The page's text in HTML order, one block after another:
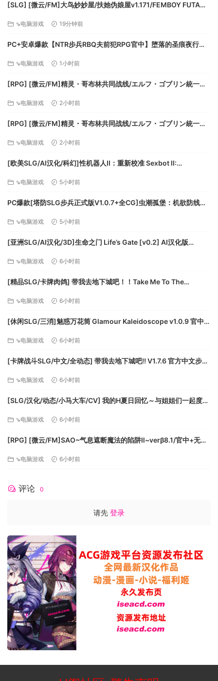
请当心！
可能改变游戏的机制，影响游戏的玩法。
暴风雨: 暴风雨来临了！雷电会击中海盗船，利用你敏捷的身
幽灵海: 进入一片阴森公布的海域！在幽灵船上和死灵海盗展开
将你抓走。
的时候，小心别被冻僵。
并非一切都是为了啤酒
动。
点球大战: 海盗船上的球赛！海盗们会轮流踢球来决一胜负。
你的对手推下甲板。
球吧
加农舞: 我们被袭击了！学着在炮火轰鸣中求存。
[SLG] [微云/FM]大鸟妙妙屋/扶她伪娘屋v1.171/FEMBOY FUTA
⇘电脑游戏 19分钟前
PC+安卓爆款【NTR步兵RBQ夫前犯RPG官中】堕落的圣痕夜行传
【6.5G】百度/迅雷/UC/夸克
⇘电脑游戏 1小时前
[RPG] [微云/FM]精灵・哥布林共同战线/エルフ・ゴブリン統一戦
⇘电脑游戏 2小时前
[RPG] [微云/FM]精灵・哥布林共同战线/エルフ・ゴブリン統一戦
⇘电脑游戏 2小时前
[欧美SLG/AI汉化/科幻]性机器人II：重新校准 Sexbot II:
⇘电脑游戏 5小时前
PC爆款[塔防SLG步兵正式版V1.0.7+全CG]虫潮孤堡：机欲防线
迅雷/UC/夸克
⇘电脑游戏 5小时前
[亚洲SLG/AI汉化/3D]生命之门 Life’s Gate [v0.2] AI汉化版
⇘电脑游戏 6小时前
[精品SLG/卡牌肉鸽] 带我去地下城吧！！Take Me To The
⇘电脑游戏 6小时前
[休闲SLG/三消]魅惑万花筒 Glamour Kaleidoscope v1.0.9 官中
⇘电脑游戏 6小时前
[卡牌战斗SLG/中文/全动态] 带我去地下城吧!! V1.7.6 官方中文步兵
⇘电脑游戏 6小时前
[SLG/汉化/动态/小马大车/CV] 我的H夏日回忆～与姐姐们一起度过
⇘电脑游戏 6小时前
[RPG] [微云/FM]SAO~气息遮断魔法的陷阱Ⅱ~verβ8.1/官中+无码
⇘电脑游戏 6小时前
评论 0
请先 登录